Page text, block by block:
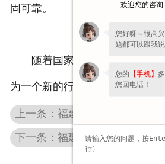
固可靠。
随着国家对于环保的支持，环
为一个新的行业。
下一条：福建重型振动筛使用
欢迎您的咨
您好呀～很高
题都可以跟我说
您的 【手机】
您回电话！